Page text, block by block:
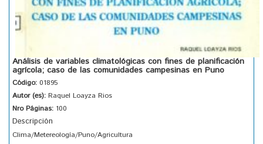
Análisis de variables climatológicas con fines de planificación
agrícola; caso de las comunidades campesinas en Puno
Código: 01895
Autor (es): Raquel Loayza Rios
Nro Páginas: 100
Descripción
Clima/Metereología/Puno/Agricultura